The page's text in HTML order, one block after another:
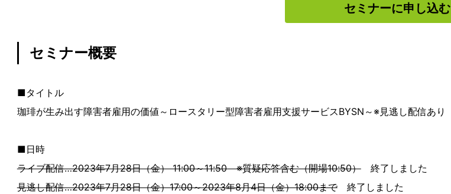
セミナーに申し込む
セミナー概要
■タイトル
珈琲が生み出す障害者雇用の価値～ロースタリー型障害者雇用支援サービスBYSN～※見逃し配信あり
■日時
ライブ配信…2023年7月28日（金） 11:00～11:50 ※質疑応答含む（開場10:50）終了しました
見逃し配信…2023年7月28日（金）17:00～2023年8月4日（金）18:00まで終了しました